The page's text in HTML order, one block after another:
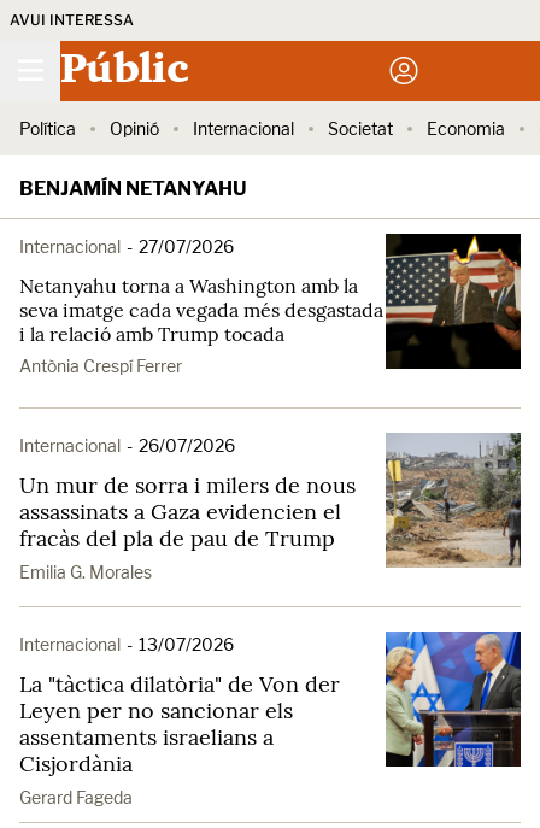
AVUI INTERESSA
Públic
Política Opinió Internacional Societat Economia
BENJAMÍN NETANYAHU
Internacional - 27/07/2026
Netanyahu torna a Washington amb la
seva imatge cada vegada més desgastada
i la relació amb Trump tocada
Antònia Crespí Ferrer
Internacional - 26/07/2026
Un mur de sorra i milers de nous
assassinats a Gaza evidencien el
fracàs del pla de pau de Trump
Emilia G. Morales
Internacional - 13/07/2026
La "tàctica dilatòria" de Von der
Leyen per no sancionar els
assentaments israelians a
Cisjordània
Gerard Fageda